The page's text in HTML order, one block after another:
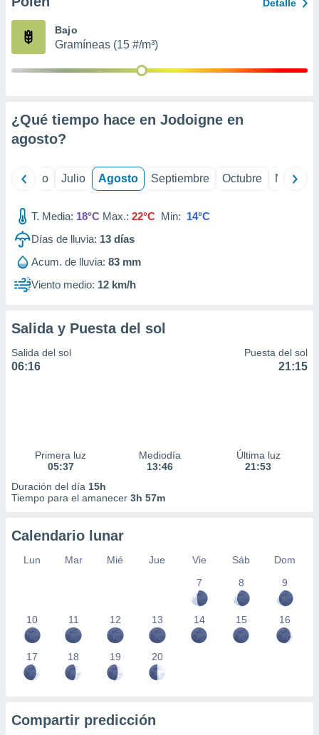
publicidad
1199
Detalle
Bajo
Gramíneas (15 #/m³)
¿Qué tiempo hace en Jodoigne en
agosto?
Junio Julio Agosto Septiembre Octubre
T. Media: 18°C Max.: 22°C Min: 14°C
Días de lluvia: 13 días
Acum. de lluvia: 83 mm
Viento medio: 12 km/h
Salida y Puesta del sol
Salida del sol
06:16
Puesta del sol
21:15
Primera luz
05:37
Mediodía
13:46
Última luz
21:53
Duración del día 15h
Tiempo para el amanecer 3h 57m
Calendario lunar
Lun Mar Mié Jue Vie Sáb
Dom
7
8 9
10 11 12 13 14 15 16
17 18 19 20
Compartir predicción